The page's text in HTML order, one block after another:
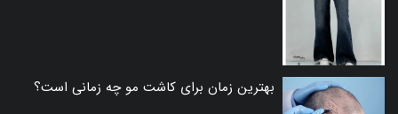
بهترین زمان برای کاشت مو چه زمانی است؟